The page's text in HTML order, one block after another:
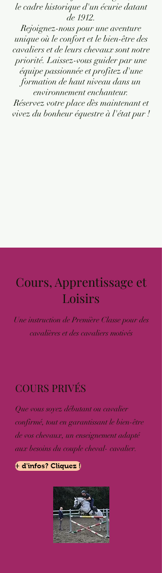
le cadre historique d'un écurie datant
de 1912.
Rejoignez-nous pour une aventure
unique où le confort et le bien-être des
cavaliers et de leurs chevaux sont notre
priorité. Laissez-vous guider par une
équipe passionnée et profitez d'une
formation de haut niveau dans un
environnement enchanteur.
Réservez votre place dès maintenant et
vivez du bonheur équestre à l'état pur !
Cours, Apprentissage et
Loisirs
Une instruction de Première Classe pour des
cavalières et des cavaliers motivés
COURS PRIVÉS
Que vous soyez débutant ou cavalier
confirmé, tout en garantissant le bien-être
de vos chevaux, un enseignement adapté
aux besoins du couple cheval- cavalier.
+ d'infos? Cliquez !